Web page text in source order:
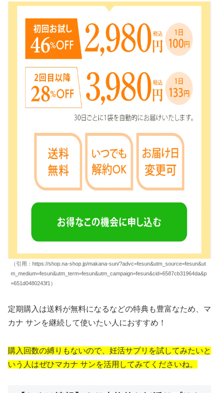
（引用：https://shop.na-shop.jp/makana-sun/?advc=fesun&utm_source=fesun&ut
m_medium=fesun&utm_term=fesun&utm_campaign=fesun&cid=6587cb31964da&p
=651d0480243f1）
定期購入は送料が無料になるなどの特典も豊富なため、マ
カナ サンを継続して使いたい人におすすめ！
購入回数の縛りもないので、妊活サプリを試してみたいと
いう人はぜひマカナ サンを活用してみてくださいね。